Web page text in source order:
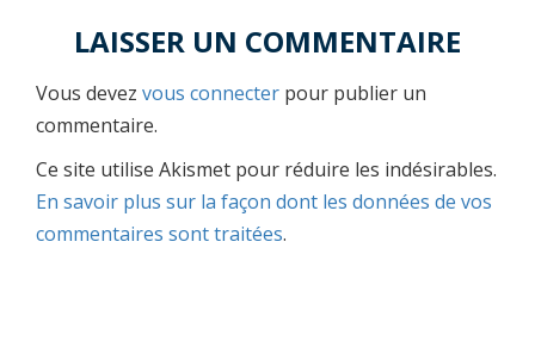
LAISSER UN COMMENTAIRE
Vous devez vous connecter pour publier un
commentaire.
Ce site utilise Akismet pour réduire les indésirables.
En savoir plus sur la façon dont les données de vos
commentaires sont traitées.